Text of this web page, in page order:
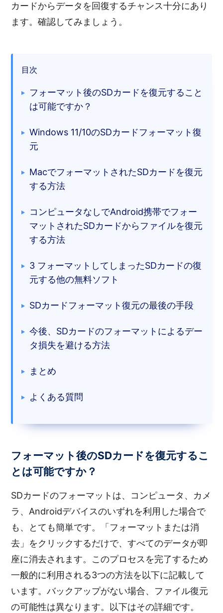
カードからデータを回復するチャンス十分にあり
ます。確認してみましょう。
目次
フォーマット後のSDカードを復元すること
は可能ですか？
Windows 11/10のSDカードフォーマット復
元
MacでフォーマットされたSDカードを復元
する方法
コンピュータなしでAndroid携帯でフォー
マットされたSDカードからファイルを復元
する方法
3 フォーマットしてしまったSDカードの復
元する他の無料ソフト
SDカードフォーマット復元の最後の手段
今後、SDカードのフォーマットによるデー
タ損失を避ける方法
まとめ
よくある質問
フォーマット後のSDカードを復元するこ
とは可能ですか？
SDカードのフォーマットは、コンピュータ、カメ
ラ、Androidデバイスのいずれを利用した場合で
も、とても簡単です。「フォーマットまたは消
去」をクリックするだけで、すべてのデータが即
座に消去されます。このプロセスを完了するため
一般的に利用される3つの方法を以下に記載して
います。バックアップがない場合、ファイル復元
の可能性は異なります。以下はその詳細です。